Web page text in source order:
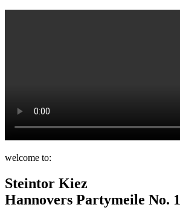
welcome to:
Steintor Kiez
Hannovers Partymeile No. 1